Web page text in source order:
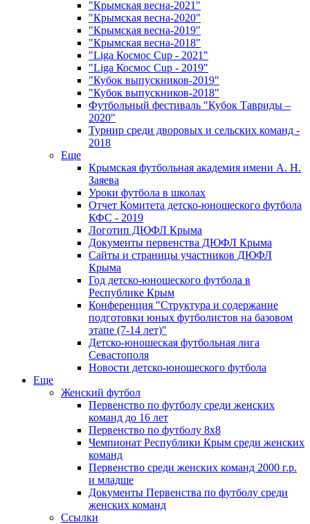
"Крымская весна-2021"
"Крымская весна-2020"
"Крымская весна-2019"
"Крымская весна-2018"
"Liga Космос Cup - 2021"
"Liga Космос Cup - 2019"
"Кубок выпускников-2019"
"Кубок выпускников-2018"
Футбольный фестиваль "Кубок Тавриды –
2020"
Турнир среди дворовых и сельских команд -
2018
Еще
Крымская футбольная академия имени А. Н.
Заяева
Уроки футбола в школах
Отчет Комитета детско-юношеского футбола
КФС - 2019
Логотип ДЮФЛ Крыма
Документы первенства ДЮФЛ Крыма
Сайты и страницы участников ДЮФЛ
Крыма
Год детско-юношеского футбола в
Республике Крым
Конференция "Структура и содержание
подготовки юных футболистов на базовом
этапе (7-14 лет)"
Детско-юношеская футбольная лига
Севастополя
Новости детско-юношеского футбола
Еще
Женский футбол
Первенство по футболу среди женских
команд до 16 лет
Первенство по футболу 8х8
Чемпионат Республики Крым среди женских
команд
Первенство среди женских команд 2000 г.р.
и младше
Документы Первенства по футболу среди
женских команд
Ссылки